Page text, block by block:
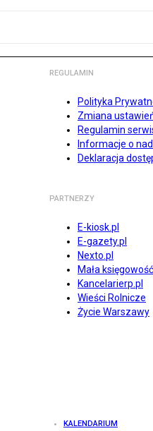
REGULAMIN
Polityka
Zmiana
Regulamin
Informacje o
Deklaracja
PARTNERZY
E-kiosk.pl
E-gazety.pl
Nexto.pl
Mała księgowość
Kancelarierp.pl
Wieści Rolnicze
Życie Warszawy
KALENDARIUM